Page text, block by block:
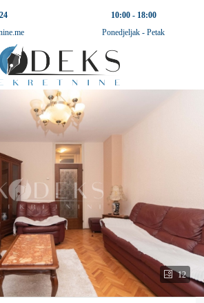
10:00 - 18:00
Ponedjeljak - Petak
12